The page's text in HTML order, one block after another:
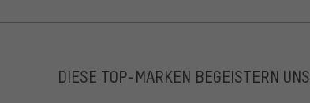
DIESE TOP-MARKEN BEGEISTERN UNS